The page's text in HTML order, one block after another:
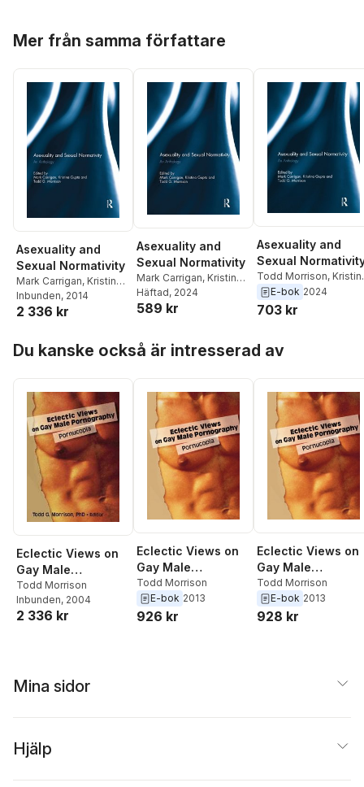
Mer från samma författare
Asexuality and
Sexual Normativity
Mark Carrigan, Kristina
Gupta,Todd Morrison
Inbunden, 2014
2 336 kr
Asexuality and
Sexual Normativity
Mark Carrigan, Kristina
Gupta,Todd Morrison
Häftad, 2024
589 kr
Asexuality and
Sexual
Todd Morrison,
Gupta,Mark Carrigan
E-bok 2024
703 kr
Du kanske också är intresserad av
Eclectic Views on
Gay Male
Pornography
Todd Morrison
Inbunden, 2004
2 336 kr
Eclectic Views on
Gay Male
Pornography
Todd Morrison
E-bok 2013
926 kr
Eclectic Views on
Gay Male
Pornography
Todd Morrison
E-bok 2013
928 kr
Mina sidor
Hjälp